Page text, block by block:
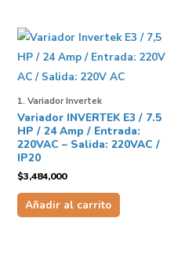
1. Variador Invertek
Variador INVERTEK E3 / 7.5
HP / 24 Amp / Entrada:
220VAC – Salida: 220VAC /
IP20
$3,484,000
Añadir al carrito